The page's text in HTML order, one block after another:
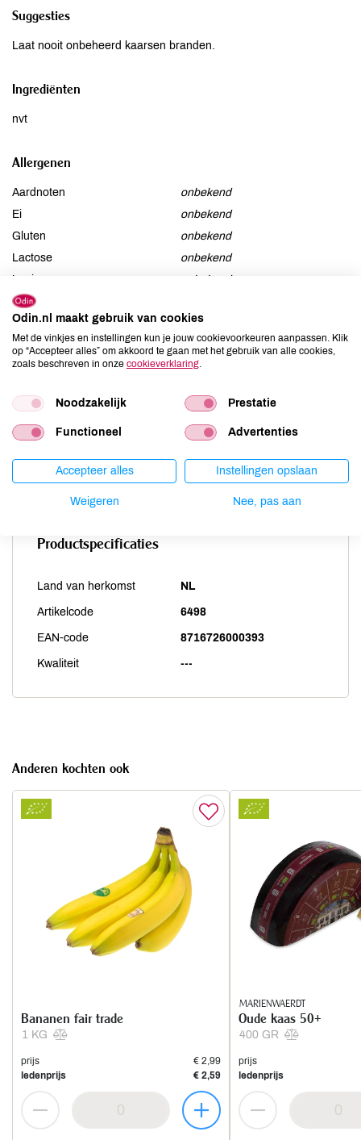
Suggesties
Laat nooit onbeheerd kaarsen branden.
Ingrediënten
nvt
Allergenen
Aardnoten
onbekend
Ei
onbekend
Gluten
onbekend
Lactose
onbekend
Lupine
onbekend
Mosterd
Noten
onbekend
Schaaldieren
onbekend
Selderij
onbekend
Soja
onbekend
Vis
onbekend
Zwaveldioxide / sulfieten
onbekend
Productspecificaties
Land van herkomst NL
Artikelcode 6498
EAN-code 8716726000393
Kwaliteit ---
Anderen kochten ook
1 KG
Bananen fair trade
prijs
€ 2,99
ledenprijs
€ 2,59
MARIENWAERDT
400 GR
Oude kaas 50+
prijs
ledenprijs
Odin.nl maakt gebruik van cookies
Met de vinkjes en instellingen kun je jouw cookievoorkeuren aanpassen. Klik
op “Accepteer alles” om akkoord te gaan met het gebruik van alle cookies,
zoals beschreven in onze cookieverklaring
Noodzakelijk Prestatie
Functioneel Advertenties
Accepteer alles Instellingen opslaan
Weigeren Nee, pas aan